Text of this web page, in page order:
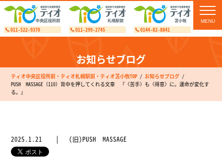
011-522-9370 011-299-2745 0144-82-8841
お知らせブログ
ティオ中央区役所前・ティオ札幌駅前・ティオ苫小牧TOP
お知らせブログ
PUSH MASSAGE（110）背中を押してくれる文章 『〈苦手〉も〈得意〉に。運命が変化す
る。』
2025.1.21 (旧)PUSH MASSAGE